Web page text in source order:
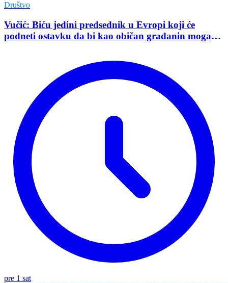
Društvo
Vučić: Biću jedini predsednik u Evropi koji će
podneti ostavku da bi kao običan građanin mogao
pre 1 sat